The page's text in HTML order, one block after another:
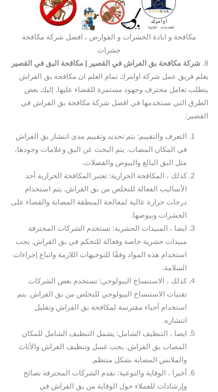
مكافحة و ابادة الحشرات و القوارض ، افضل شركة مكافحة
حشرات
8. شركة مكافحة بق الفراش في القصير
| مكافحة البق في القصير
يعلم فريق عمل شركة اوامرك تمام العلم ان مكافحة بق الفراش
يتطلب تعامل محترف وجهود مستمرة للقضاء عليها. إليك بعض
الطرق التي نستخدمها في افضل شركة مكافحة بق الفراش في
القصير:
التعرف والتقييم: يتم تحديد وتقييم مدى انتشار بق الفراش
في المكان المصاب. يتم البحث عن البق وعلامات وجودها،
مثل البق البالغ والبيوض والفضلات.
كذلك ، المكافحة الحرارية: تعتبر المكافحة الحرارية أحد
الأساليب الفعالة للتخلص من بق الفراش. يتم استخدام
درجات حرارة عالية لمعالجة المنطقة المصابة والقضاء على
الحشرات وبيوضها.
ايضا ، المبيدات الحشرية: تستخدم الشركات المحترفة
مبيدات حشرية خاصة وفعالة للتحكم في بق الفراش. يجب
استخدام هذه المواد وفقًا للتوجيهات اللازمة واتباع إجراءات
السلامة.
كذلك ، الاستنساخ البيولوجي: تستخدم بعض الشركات
تقنيات الاستنساخ البيولوجي للتخلص من بق الفراش. يتم
استخدام أحياء مفترسة لمكافحة بق الفراش وتقليل
انتشاره.
ايضا ، التنظيف الشامل: يشمل التنظيف الشامل للمكان
المصاب بق الفراش. يجب غسل وتنظيف الفراش والأثاث
والملابس المصابة بشكل منتظم.
أخيرا ، الوقاية والتوعية: تقدم الشركات المحترفة نصائح
وإرشادات للعملاء حول الوقاية من بق الفراش في